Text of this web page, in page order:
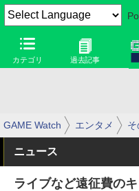
カテゴリ 過去記事
GAME Watch エンタメ
ニュース
ライブなど遠征費の